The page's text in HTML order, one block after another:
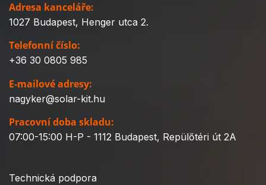
Adresa kanceláře:
1027 Budapest, Henger utca 2.
Telefonní číslo:
+36 30 0805 985
E-mailové adresy:
nagyker@solar-kit.hu
Pracovní doba skladu:
07:00-15:00 H-P - 1112 Budapest, Repülőtéri út 2A
Technická podpora